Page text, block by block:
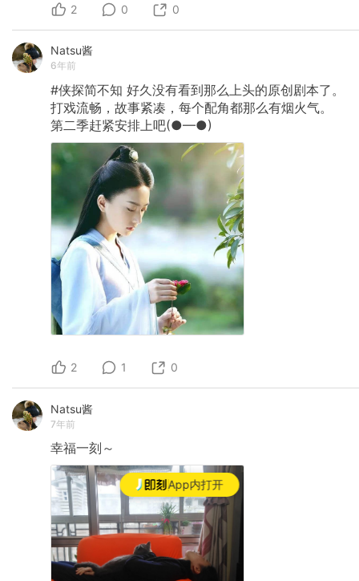
App内打开
2 0 0
Natsu酱
6年前
#侠探简不知 好久没有看到那么上头的原创剧本了。
打戏流畅，故事紧凑，每个配角都那么有烟火气。
第二季赶紧安排上吧(●—●)
2 1 0
Natsu酱
7年前
幸福一刻～